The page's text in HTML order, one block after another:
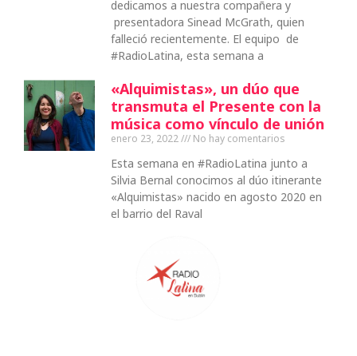
dedicamos a nuestra compañera y
presentadora Sinead McGrath, quien
falleció recientemente. El equipo de
#RadioLatina, esta semana a
«Alquimistas», un dúo que
transmuta el Presente con la
música como vínculo de unión
enero 23, 2022 No hay comentarios
Esta semana en #RadioLatina junto a
Silvia Bernal conocimos al dúo itinerante
«Alquimistas» nacido en agosto 2020 en
el barrio del Raval